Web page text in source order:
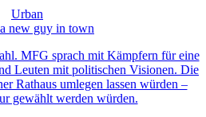
Urban
new guy in town
MFG sprach mit Kämpfern für eine
Leuten mit politischen Visionen. Die
Rathaus umlegen lassen würden –
gewählt werden würden.